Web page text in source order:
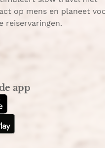
op mens en planeet
reiservaringen.
app